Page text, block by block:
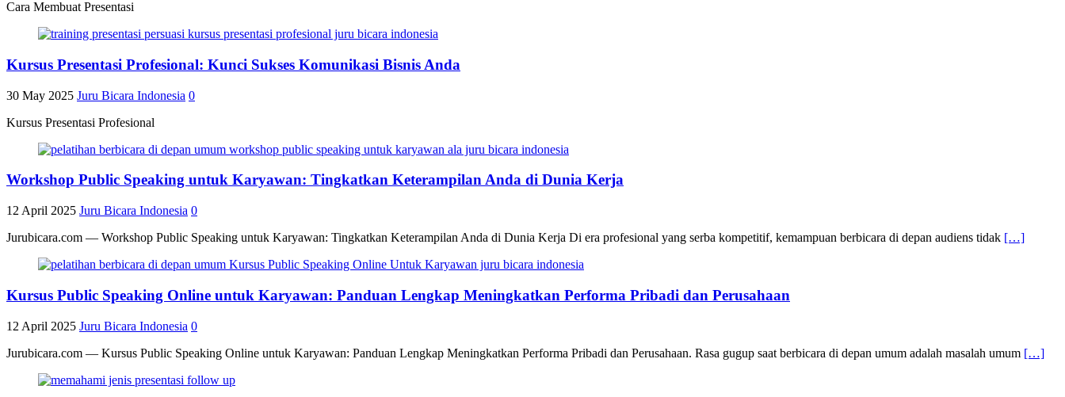
Cara Membuat Presentasi
Kursus Presentasi Profesional: Kunci Sukses Komunikasi Bisnis Anda
30 May 2025 Juru Bicara Indonesia 0
Kursus Presentasi Profesional
Workshop Public Speaking untuk Karyawan: Tingkatkan Keterampilan Anda di Dunia Kerja
12 April 2025 Juru Bicara Indonesia 0
Jurubicara.com — Workshop Public Speaking untuk Karyawan: Tingkatkan Keterampilan Anda di Dunia Kerja Di era profesional yang serba kompetitif, kemampuan berbicara di depan audiens tidak […]
Kursus Public Speaking Online untuk Karyawan: Panduan Lengkap Meningkatkan Performa Pribadi dan Perusahaan
12 April 2025 Juru Bicara Indonesia 0
Jurubicara.com — Kursus Public Speaking Online untuk Karyawan: Panduan Lengkap Meningkatkan Performa Pribadi dan Perusahaan. Rasa gugup saat berbicara di depan umum adalah masalah umum […]